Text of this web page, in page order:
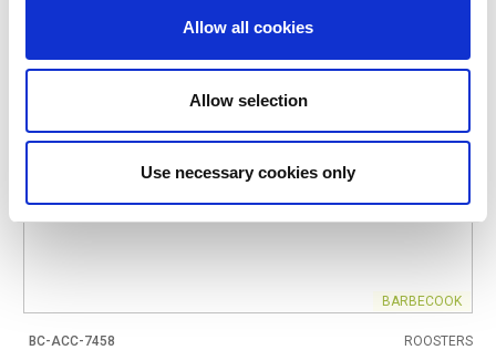
Allow all cookies
Allow selection
Use necessary cookies only
BARBECOOK
BC-ACC-7458 ROOSTERS